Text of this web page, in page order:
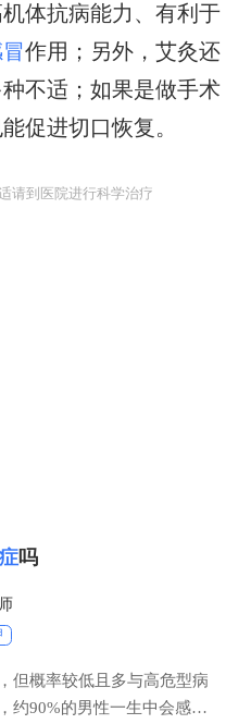
体抗病能力、有利于
作用；另外，艾灸还
不适；如果是做手术
促进切口恢复。
请到医院进行科学治疗
吗
但概率较低且多与高危型病
约90%的男性一生中会感染